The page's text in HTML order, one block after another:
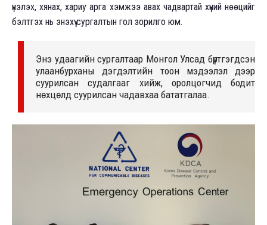
үнэлэх, хянах, хариу арга хэмжээ авах чадвартай хүний нөөцийг
бэлтгэх нь энэхүү сургалтын гол зорилго юм.
Энэ удаагийн сургалтаар Монгол Улсад бүртгэгдсэн
улаанбурханы дэгдэлтийн тоон мэдээлэл дээр
суурилсан судалгааг хийж, оролцогчид бодит
нөхцөлд суурилсан чадавхаа бататгалаа.